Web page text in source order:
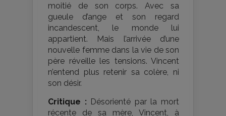
moitié de son corps. Avec sa
gueule d’ange et son regard
incandescent, le monde lui
appartient. Mais l’arrivée d’une
nouvelle femme dans la vie de son
père réveille les tensions. Vincent
n’entend plus retenir sa colère, ni
son désir.
Critique : Désorienté par la mort
récente de sa mère, Vincent, à